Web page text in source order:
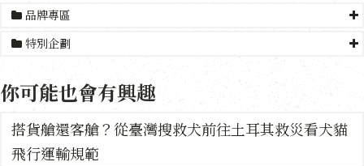
品牌專區
特別企劃
你可能也會有興趣
搭貨艙還客艙？從臺灣搜救犬前往土耳其救災看犬貓
飛行運輸規範